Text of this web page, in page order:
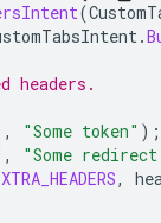
(
.
headers.
, "Some token" );
,
"Some
,